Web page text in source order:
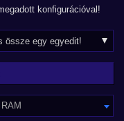
konfigurációval!
RAM